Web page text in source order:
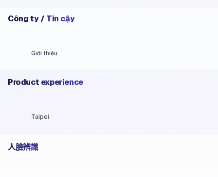
Công ty / Tin cậy
Giới thiệu
Product experience
Taipei
人臉辨識